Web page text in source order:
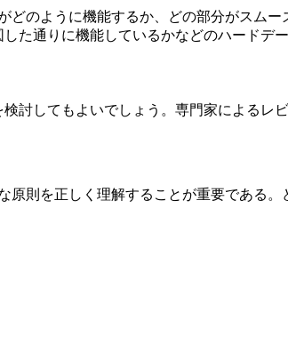
のように機能するか、どの部分がスムー
た通りに機能しているかなどのハードデ
討してもよいでしょう。専門家によるレ
則を正しく理解することが重要である